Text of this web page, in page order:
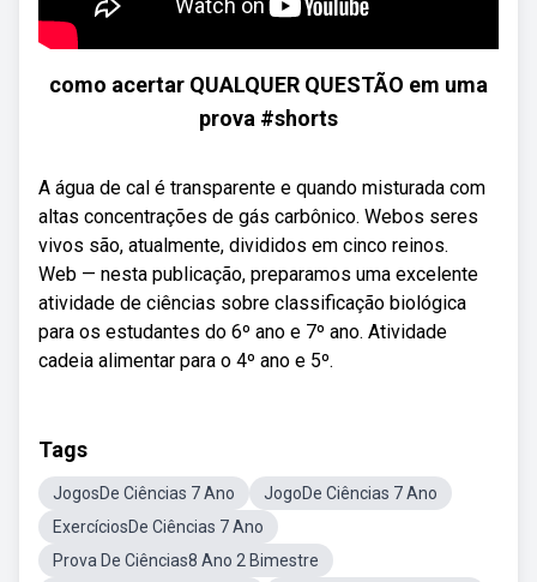
como acertar QUALQUER QUESTÃO em uma
prova #shorts
A água de cal é transparente e quando misturada com
altas concentrações de gás carbônico. Webos seres
vivos são, atualmente, divididos em cinco reinos.
Web — nesta publicação, preparamos uma excelente
atividade de ciências sobre classificação biológica
para os estudantes do 6º ano e 7º ano. Atividade
cadeia alimentar para o 4º ano e 5º.
Tags
JogosDe Ciências 7 Ano
JogoDe Ciências 7 Ano
ExercíciosDe Ciências 7 Ano
Prova De Ciências8 Ano 2 Bimestre